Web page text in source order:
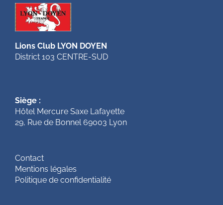
Lions Club LYON DOYEN
District 103 CENTRE-SUD
Siège :
Hôtel Mercure Saxe Lafayette
29, Rue de Bonnel 69003 Lyon
Contact
Mentions légales
Politique de confidentialité